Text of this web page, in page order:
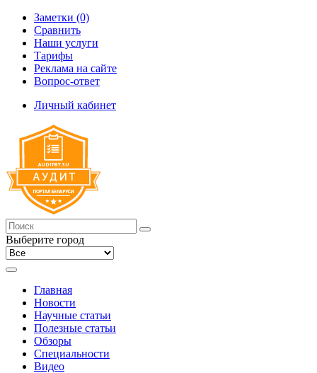
Заметки (0)
Сравнить
Наши услуги
Тарифы
Реклама на сайте
Вопрос-ответ
Личный кабинет
Выберите город
Главная
Новости
Научные статьи
Полезные статьи
Обзоры
Специальности
Видео